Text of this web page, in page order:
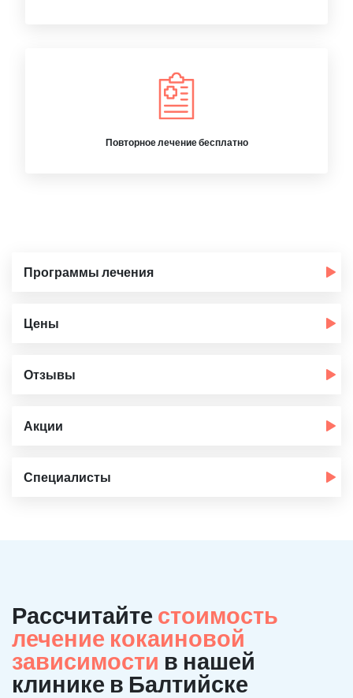
Повторное лечение бесплатно
Программы лечения
Цены
Отзывы
Акции
Специалисты
Рассчитайте стоимость
лечение кокаиновой
зависимости в нашей
клинике в Балтийске